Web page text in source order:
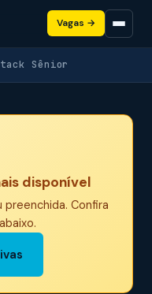
Vagas →
Sênior
disponível
Confira